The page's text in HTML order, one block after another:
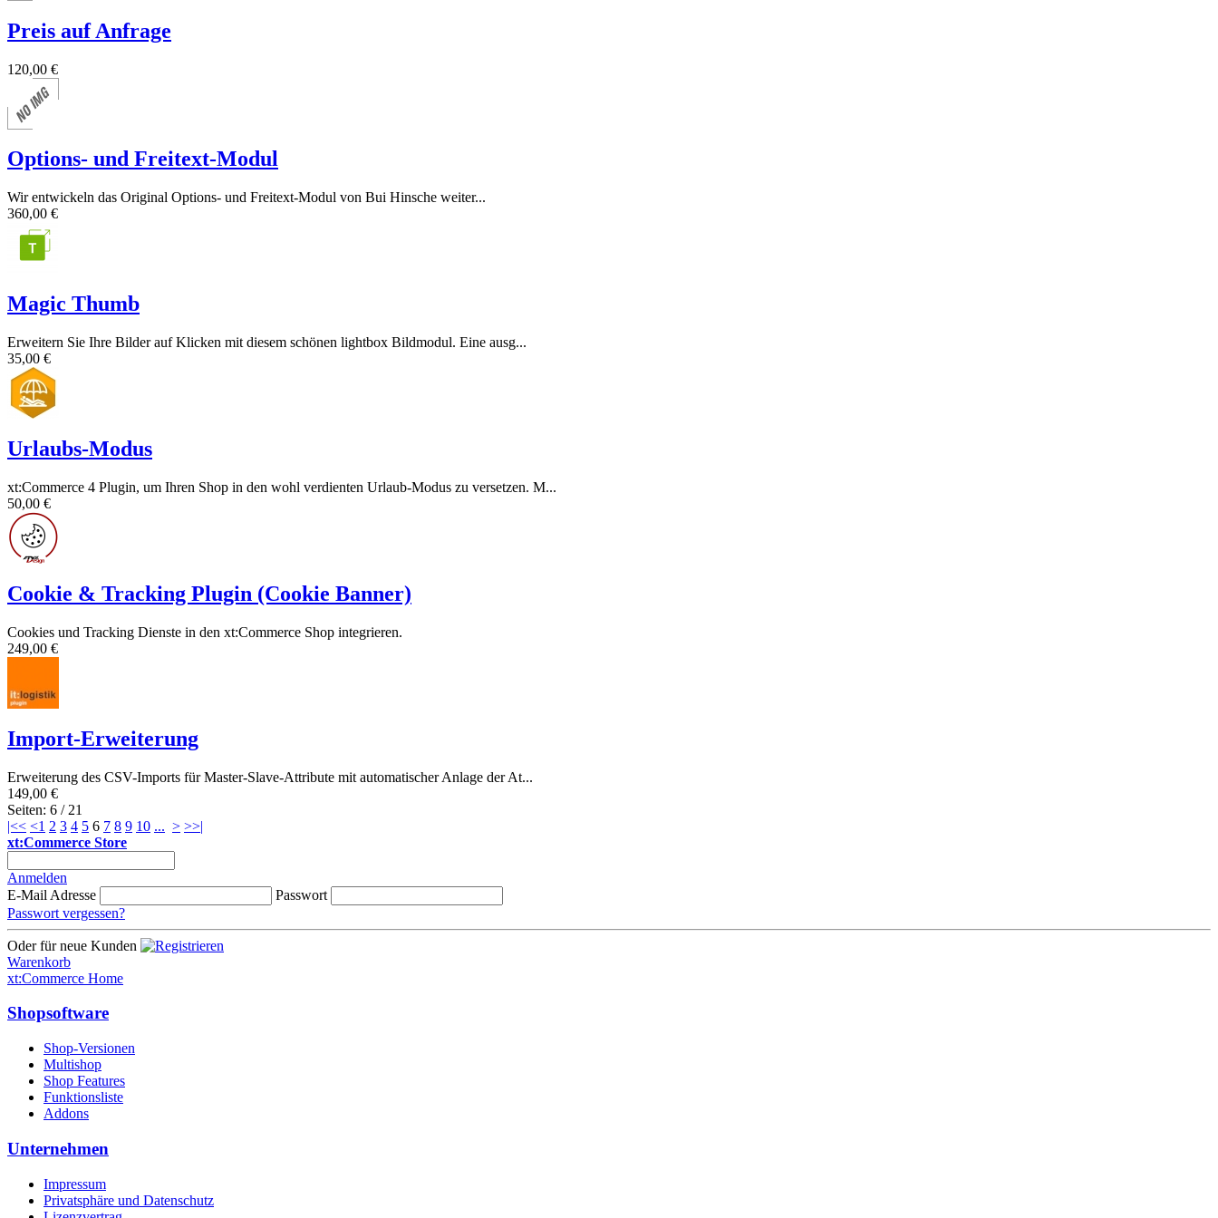
Preis auf Anfrage
120,00 €
Options- und Freitext-Modul
Wir entwickeln das Original Options- und Freitext-Modul von Bui Hinsche weiter...
360,00 €
Magic Thumb
Erweitern Sie Ihre Bilder auf Klicken mit diesem schönen lightbox Bildmodul. Eine ausg...
35,00 €
Urlaubs-Modus
xt:Commerce 4 Plugin, um Ihren Shop in den wohl verdienten Urlaub-Modus zu versetzen. M...
50,00 €
Cookie & Tracking Plugin (Cookie Banner)
Cookies und Tracking Dienste in den xt:Commerce Shop integrieren.
249,00 €
Import-Erweiterung
Erweiterung des CSV-Imports für Master-Slave-Attribute mit automatischer Anlage der At...
149,00 €
Seiten: 6 / 21
|<< <1 2 3 4 5 6 7 8 9 10 ... > >>|
xt:Commerce Store
Anmelden
E-Mail Adresse
Passwort
Passwort vergessen?
Oder für neue Kunden
Warenkorb
xt:Commerce Home
Shopsoftware
Shop-Versionen
Multishop
Shop Features
Funktionsliste
Addons
Unternehmen
Impressum
Privatsphäre und Datenschutz